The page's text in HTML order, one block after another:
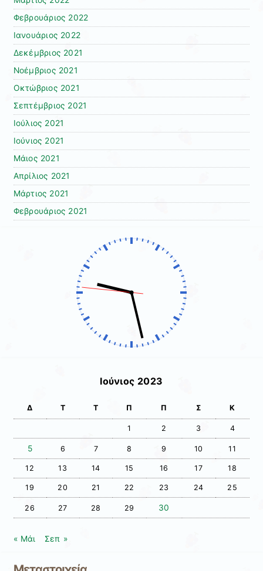
Φεβρουάριος 2022
Ιανουάριος 2022
Δεκέμβριος 2021
Νοέμβριος 2021
Οκτώβριος 2021
Σεπτέμβριος 2021
Ιούλιος 2021
Ιούνιος 2021
Μάιος 2021
Απρίλιος 2021
Μάρτιος 2021
Φεβρουάριος 2021
Ιούνιος 2023
Δ Τ Τ Π Π Σ Κ
1 2 3 4
5 6 7 8 9 10 11
12 13 14 15 16 17 18
19 20 21 22 23 24 25
26 27 28 29 30
« Μάι Σεπ »